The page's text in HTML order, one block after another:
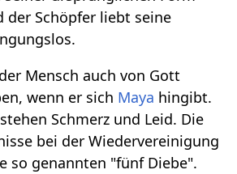
der Schöpfer liebt seine
Mensch auch von Gott
wenn er sich Maya hingibt.
Schmerz und Leid. Die
bei der Wiedervereinigung
so genannten "fünf Diebe".